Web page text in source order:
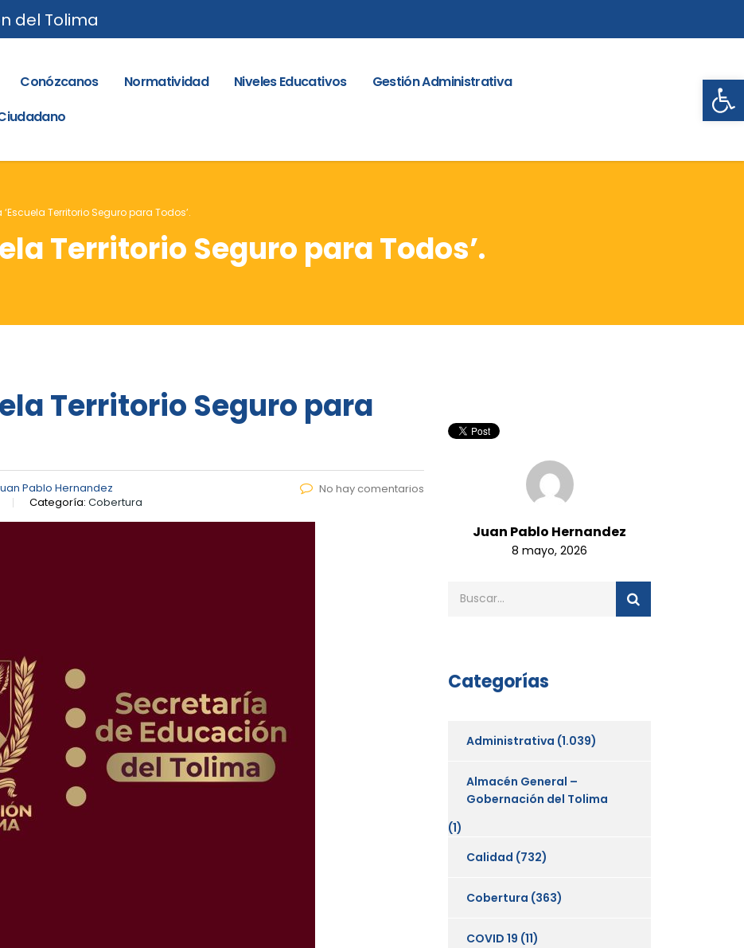
del Tolima
Conózcanos Normatividad Niveles Educativos
Gestión Administrativa
Territorio Seguro para Todos’.
Territorio Seguro para Todos’.
Territorio Seguro para
Pablo Hernandez
Categoría: Cobertura
No hay comentarios
Juan Pablo Hernandez
8 mayo, 2026
Categorías
Administrativa (1.039)
Almacén General –
Gobernación del Tolima
(1)
Calidad (732)
Cobertura (363)
COVID 19 (11)